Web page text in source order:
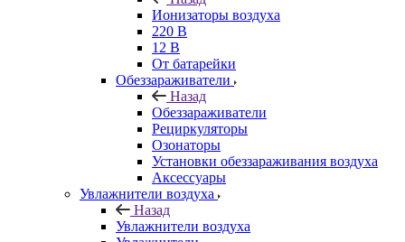
Ионизаторы воздуха
220 В
12 В
От батарейки
Обеззараживатели
Назад
Обеззараживатели
Рециркуляторы
Озонаторы
Установки обеззараживания воздуха
Аксессуары
Увлажнители воздуха
Назад
Увлажнители воздуха